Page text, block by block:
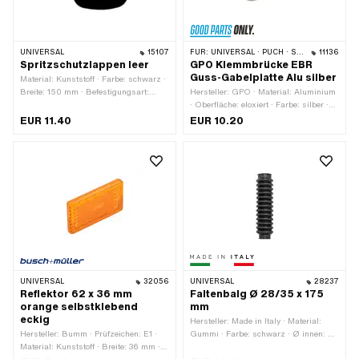
UNIVERSAL 15107
Spritzschutzlappen leer
Material: Kunststoff · Farbe: schwarz ·
Breite: 150 mm · Befestigungsart:
165 mm · Anzahl Befestigungspunkte:
EUR 11.40
FÜR: UNIVERSAL · PUCH · SACHS · PONY / CILO (BETA 521 & 512) · PIAGGIO 11136
GPO Klemmbrücke EBR
Guss-Gabelplatte Alu silber
Hersteller: GPO · Material: Aluminium
· Oberfläche: eloxiert · Farbe: silber ·
Breite: 17 mm · Höhe: 20.4 mm ·
Lochabstand: 30 mm
EUR 10.20
UNIVERSAL 32056
Reflektor 62 x 36 mm
orange selbstklebend
eckig
Hersteller: Bumm · Prüfzeichen: E1 ·
Material: Kunststoff · Breite: 36 mm ·
UNIVERSAL 28237
Faltenbalg Ø 28/35 x 175
mm
Hersteller: Made in Italy · Material:
Gummi · Farbe: schwarz · Ø innen: 28